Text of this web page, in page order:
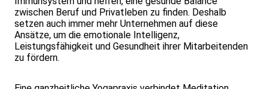
zwischen Beruf und Privatleben zu finden. Deshalb
setzen auch immer mehr Unternehmen auf diese
Ansätze, um die emotionale Intelligenz,
Leistungsfähigkeit und Gesundheit ihrer Mitarbeitenden
zu fördern.